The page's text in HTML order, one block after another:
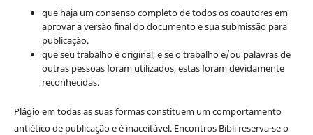
que haja um consenso completo de todos os coautores em
aprovar a versão final do documento e sua submissão para
publicação.
que seu trabalho é original, e se o trabalho e/ou palavras de
outras pessoas foram utilizados, estas foram devidamente
reconhecidas.
Plágio em todas as suas formas constituem um comportamento
antiético de publicação e é inaceitável. Encontros Bibli reserva-se o